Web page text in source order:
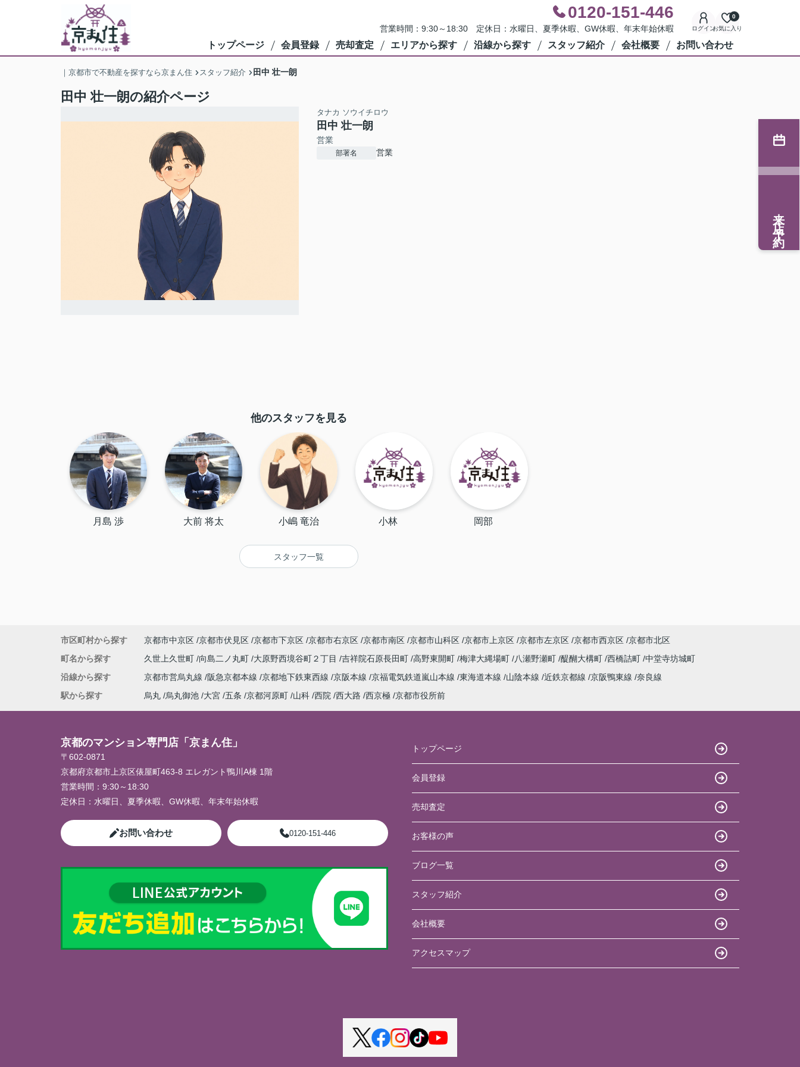
0120-151-446
営業時間：9:30～18:30 定休日：水曜日、夏季休暇、GW休暇、年末年始休暇 ログインお気に入り
0
トップページ 会員登録 売却査定 エリアから探す 沿線から探す スタッフ紹介 会社概要 お問い合わせ
｜京都市で不動産を探すなら京まん住 スタッフ紹介 田中 壮一朗
田中 壮一朗の紹介ページ
タナカ ソウイチロウ
田中 壮一朗
営業
部署名 営業
他のスタッフを見る
月島 渉 大前 将太 小嶋 竜治 小林 岡部
スタッフ一覧
来店予約
市区町村から探す 京都市中京区 京都市伏見区 京都市下京区 京都市右京区 京都市南区 京都市山科区 京都市上京区 京都市左京区 京都市西京区 京都市北区
町名から探す
久世上久世町 向島二ノ丸町 大原野西境谷町２丁目 吉祥院石原長田町 高野東開町 梅津大縄場町 八瀬野瀬町 醍醐大構町 西橋詰町 中堂寺坊城町
沿線から探す
京都市営烏丸線 阪急京都本線 京都地下鉄東西線 京阪本線 京福電気鉄道嵐山本線 東海道本線 山陰本線 近鉄京都線 京阪鴨東線 奈良線
駅から探す
烏丸 烏丸御池 大宮 五条 京都河原町 山科 西院 西大路 西京極 京都市役所前
京都のマンション専門店「京まん住」
〒602-0871
京都府京都市上京区俵屋町463-8 エレガント鴨川A棟 1階
営業時間： 9:30～18:30
定休日： 水曜日、夏季休暇、GW休暇、年末年始休暇
お問い合わせ 0120-151-446
トップページ
会員登録
売却査定
お客様の声
ブログ一覧
スタッフ紹介
会社概要
アクセスマップ